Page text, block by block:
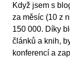
Když jsem s
za měsíc (10 z
150 000. Díky
článků a knih,
konferencí a